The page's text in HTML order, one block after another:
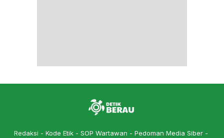
Redaksi Kode Etik SOP Wartawan Pedoman Media Siber